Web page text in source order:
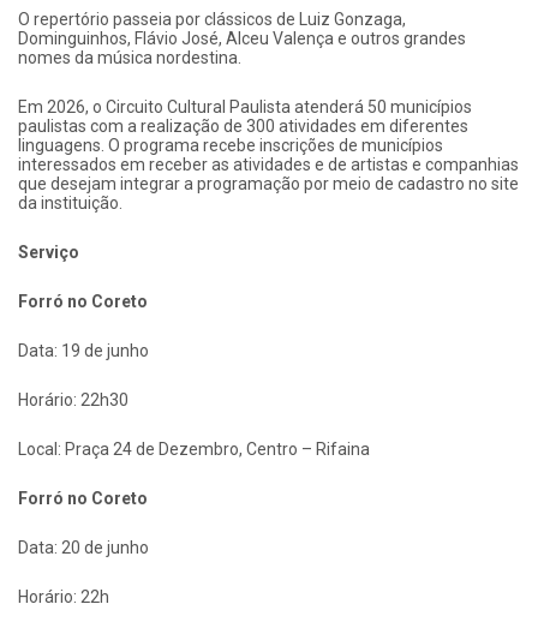
O repertório passeia por clássicos de Luiz Gonzaga,
Dominguinhos, Flávio José, Alceu Valença e outros grandes
nomes da música nordestina.
Em 2026, o Circuito Cultural Paulista atenderá 50 municípios
paulistas com a realização de 300 atividades em diferentes
linguagens. O programa recebe inscrições de municípios
interessados em receber as atividades e de artistas e companhias
que desejam integrar a programação por meio de cadastro no site
da instituição.
Serviço
Forró no Coreto
Data: 19 de junho
Horário: 22h30
Local: Praça 24 de Dezembro, Centro – Rifaina
Forró no Coreto
Data: 20 de junho
Horário: 22h